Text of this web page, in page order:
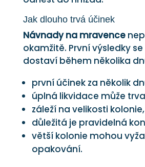
Jak dlouho trvá účinek
Návnady na mravence
okamžitě. První výsledky
dostaví během několika
první účinek za několik
úplná likvidace může
záleží na velikosti kolonie,
důležitá je pravidelná
větší kolonie mohou
opakování.